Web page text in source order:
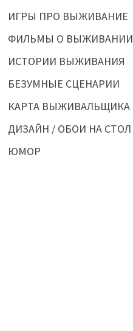
ИГРЫ ПРО ВЫЖИВАНИЕ
ФИЛЬМЫ О ВЫЖИВАНИИ
ИСТОРИИ ВЫЖИВАНИЯ
БЕЗУМНЫЕ СЦЕНАРИИ
КАРТА ВЫЖИВАЛЬЩИКА
ДИЗАЙН / ОБОИ НА СТОЛ
ЮМОР